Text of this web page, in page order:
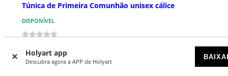
Holyart app
Descubra agora a APP de Holyart
Túnica de Primeira Comunhão unisex cálice
DISPONÍVEL